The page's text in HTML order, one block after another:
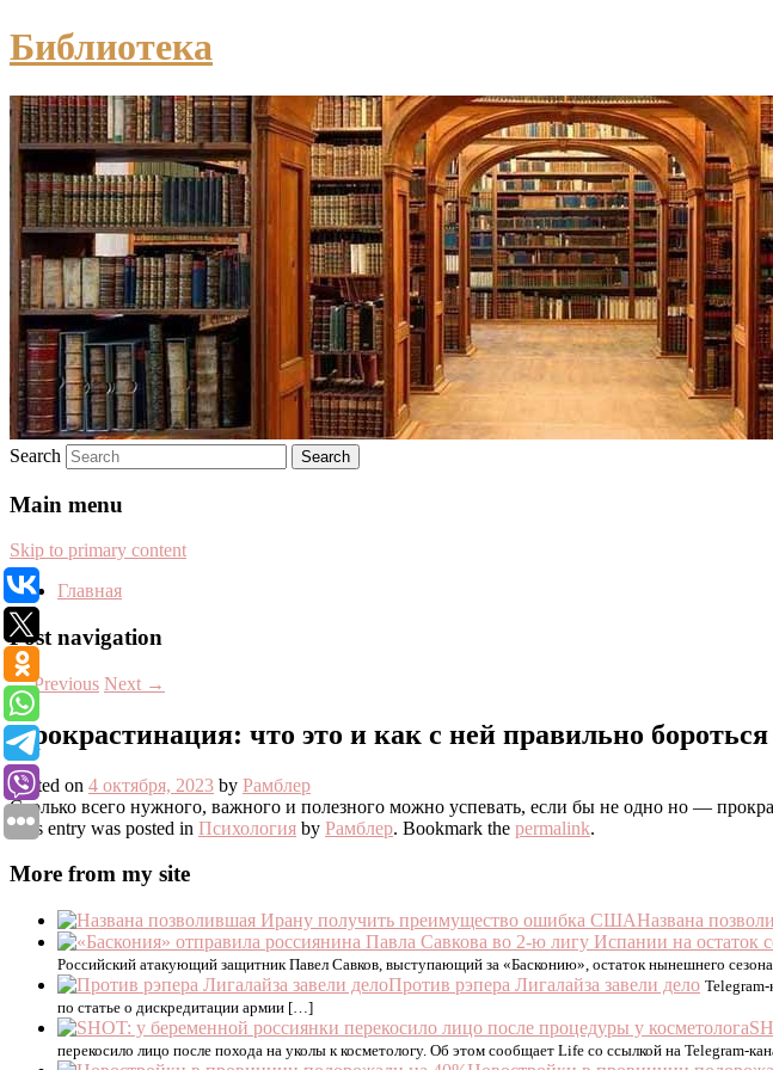
Библиотека
Search
Main menu
Skip to primary content
Главная
Post navigation
←Previous Next →
Прокрастинация: что это и как с ней правильно бороться
Posted on 4 октября, 2023 by Рамблер
Сколько всего нужного, важного и полезного можно успевать, если бы не одно но —
This entry was posted in Психология by Рамблер. Bookmark the permalink.
More from my site
Названа
Российский атакующий защитник Павел Савков, выступающий за «Басконию», остаток нынешнего
Против рэпера Лигалайза завели дело
по статье о дискредитации армии […]
перекосило лицо после похода на уколы к косметологу. Об этом сообщает Life со ссылкой на Telegram-